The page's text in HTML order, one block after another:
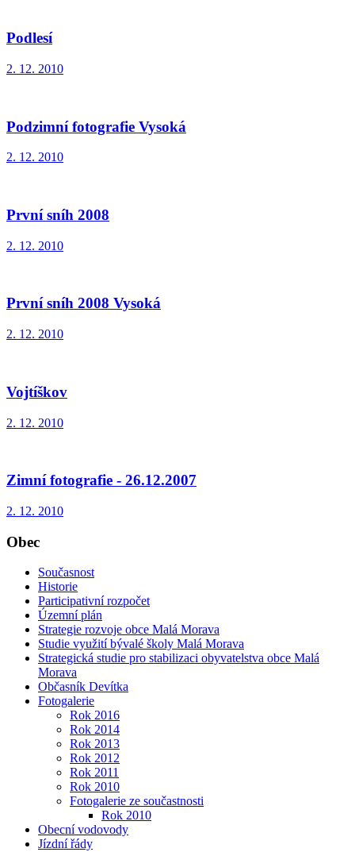
Podlesí
2. 12. 2010
Podzimní fotografie Vysoká
2. 12. 2010
První sníh 2008
2. 12. 2010
První sníh 2008 Vysoká
2. 12. 2010
Vojtíškov
2. 12. 2010
Zimní fotografie - 26.12.2007
2. 12. 2010
Obec
Současnost
Historie
Participativní rozpočet
Územní plán
Strategie rozvoje obce Malá Morava
Studie využití bývalé školy Malá Morava
Strategická studie pro stabilizaci obyvatelstva obce Malá
Morava
Občasník Devítka
Fotogalerie
Rok 2016
Rok 2014
Rok 2013
Rok 2012
Rok 2011
Rok 2010
Fotogalerie ze součastnosti
Rok 2010
Obecní vodovody
Jízdní řády